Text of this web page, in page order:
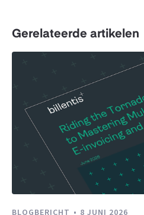
Gerelateerde artikelen
BLOGBERICHT 8 JUNI 2026